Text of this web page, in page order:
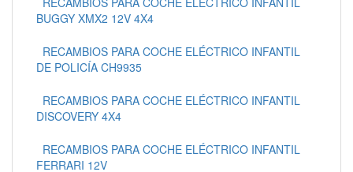
BUGGY XMX2 12V 4X4
RECAMBIOS PARA COCHE ELÉCTRICO INFANTIL
DE POLICÍA CH9935
RECAMBIOS PARA COCHE ELÉCTRICO INFANTIL
DISCOVERY 4X4
RECAMBIOS PARA COCHE ELÉCTRICO INFANTIL
FERRARI 12V